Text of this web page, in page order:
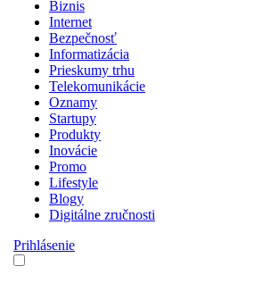
Biznis
Internet
Bezpečnosť
Informatizácia
Prieskumy trhu
Telekomunikácie
Oznamy
Startupy
Produkty
Inovácie
Promo
Lifestyle
Blogy
Digitálne zručnosti
Prihlásenie